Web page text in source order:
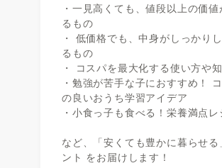
・一見高くても、値段以上の価値
るもの
・ 低価格でも、中身がしっかり
るもの
・ コスパを最大化する使い方や
・勉強が苦手な子におすすめ！
の良いおうち学習アイデア
・小食っ子も食べる！栄養満点レ
など、「安くても豊かに暮らせる
ント をお届けします！